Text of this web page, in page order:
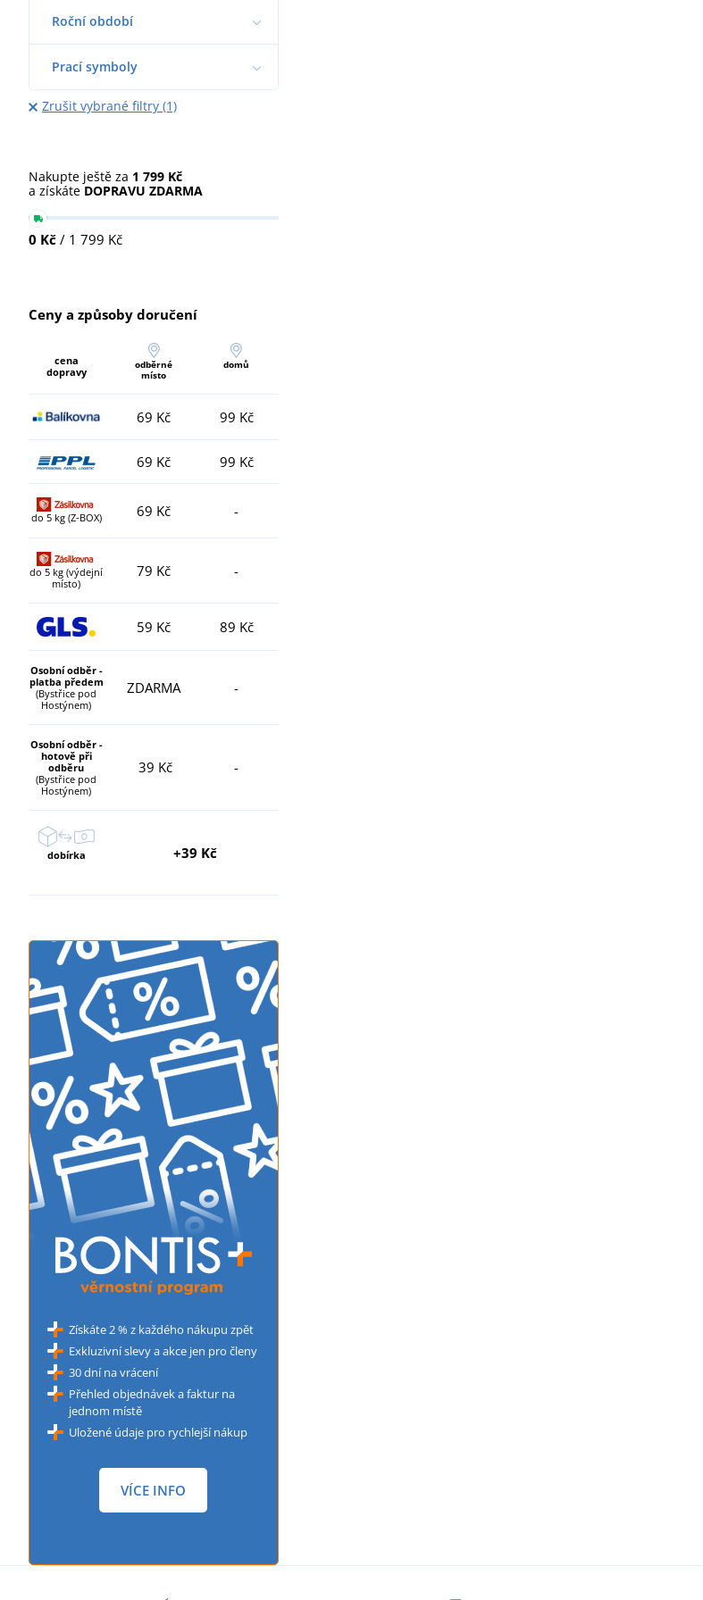
Roční období
Prací symboly
Zrušit vybrané filtry (1)
Nakupte ještě za 1 799 Kč
a získáte DOPRAVU ZDARMA
0 Kč / 1 799 Kč
Ceny a způsoby doručení
cena
dopravy
odběrné
místo
domů
69 Kč 99 Kč
69 Kč 99 Kč
do 5 kg (Z-BOX) 69 Kč -
do 5 kg (výdejní
místo)
79 Kč -
59 Kč 89 Kč
Osobní odběr -
platba předem
(Bystřice pod
Hostýnem)
ZDARMA -
Osobní odběr -
hotově při
odběru
(Bystřice pod
Hostýnem)
39 Kč -
dobírka +39 Kč
Získáte 2 % z každého nákupu zpět
Exkluzivní slevy a akce jen pro členy
30 dní na vrácení
Přehled objednávek a faktur na
jednom místě
Uložené údaje pro rychlejší nákup
VÍCE INFO